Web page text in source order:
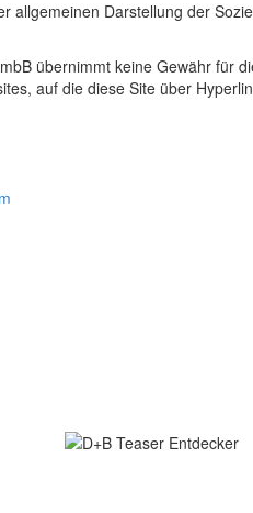
allgemeinen Darstellung der
übernimmt keine Gewähr für
auf die diese Site über